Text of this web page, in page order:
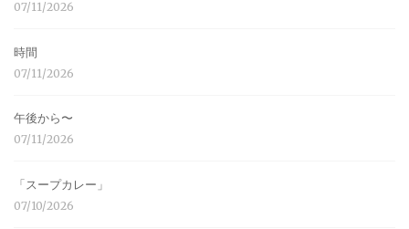
07/11/2026
時間
07/11/2026
午後から〜
07/11/2026
「スープカレー」
07/10/2026